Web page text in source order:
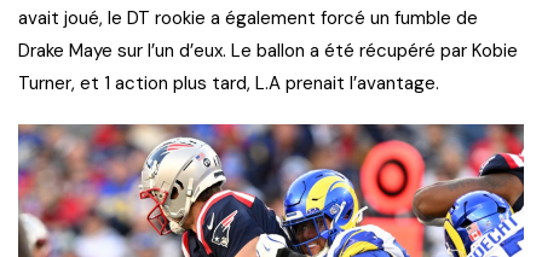
avait joué, le DT rookie a également forcé un fumble de
Drake Maye sur l’un d’eux. Le ballon a été récupéré par Kobie
Turner, et 1 action plus tard, L.A prenait l’avantage.